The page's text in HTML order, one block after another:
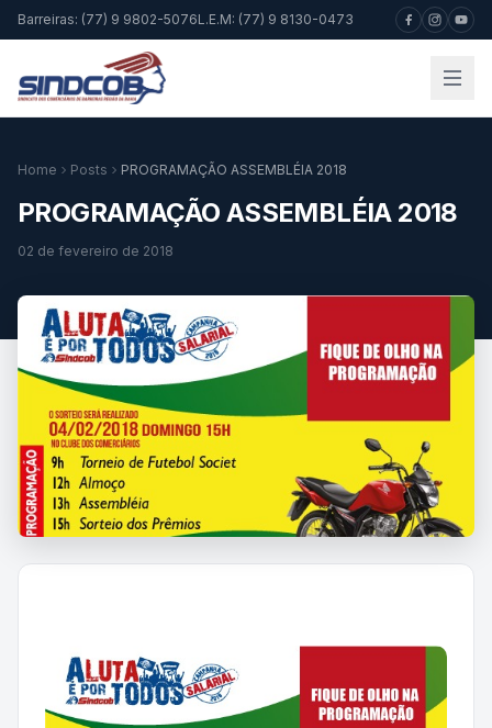
Barreiras: (77) 9 9802-5076L.E.M: (77) 9 8130-0473
Home Posts PROGRAMAÇÃO ASSEMBLÉIA 2018
PROGRAMAÇÃO ASSEMBLÉIA 2018
02 de fevereiro de 2018